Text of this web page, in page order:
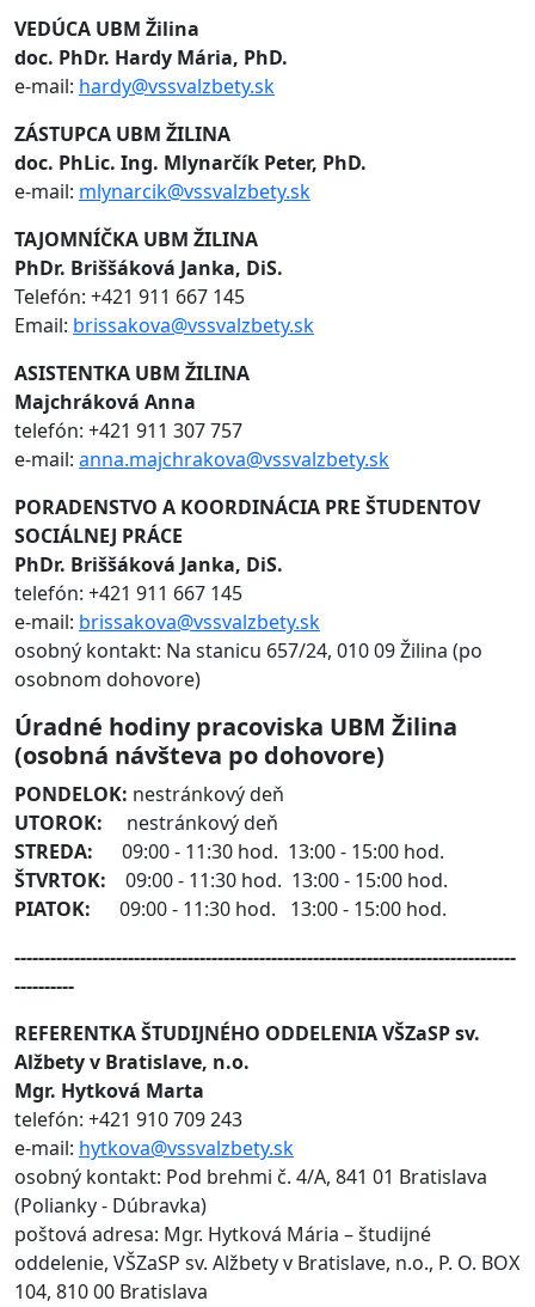
VEDÚCA UBM Žilina
doc. PhDr. Hardy Mária, PhD.
e-mail: hardy@vssvalzbety.sk
ZÁSTUPCA UBM ŽILINA
doc. PhLic. Ing. Mlynarčík Peter, PhD.
e-mail: mlynarcik@vssvalzbety.sk
TAJOMNÍČKA UBM ŽILINA
PhDr. Briššáková Janka, DiS.
Telefón: +421 911 667 145
Email: brissakova@vssvalzbety.sk
ASISTENTKA UBM ŽILINA
Majchráková Anna
telefón: +421 911 307 757
e-mail: anna.majchrakova@vssvalzbety.sk
PORADENSTVO A KOORDINÁCIA PRE ŠTUDENTOV
SOCIÁLNEJ PRÁCE
PhDr. Briššáková Janka, DiS.
telefón: +421 911 667 145
e-mail: brissakova@vssvalzbety.sk
osobný kontakt: Na stanicu 657/24, 010 09 Žilina (po
osobnom dohovore)
Úradné hodiny pracoviska UBM Žilina
(osobná návšteva po dohovore)
PONDELOK: nestránkový deň
UTOROK: nestránkový deň
STREDA:
09:00 - 11:30 hod. 13:00 - 15:00 hod.
ŠTVRTOK: 09:00 - 11:30 hod. 13:00 - 15:00 hod.
PIATOK: 09:00 - 11:30 hod. 13:00 - 15:00 hod.
------------------------------------------------------------------------------------
----------
REFERENTKA ŠTUDIJNÉHO ODDELENIA VŠZaSP sv.
Alžbety v Bratislave, n.o.
Mgr. Hytková Marta
telefón: +421 910 709 243
e-mail: hytkova@vssvalzbety.sk
osobný kontakt: Pod brehmi č. 4/A, 841 01 Bratislava
(Polianky - Dúbravka)
poštová adresa: Mgr. Hytková Mária – študijné
oddelenie, VŠZaSP sv. Alžbety v Bratislave, n.o., P. O. BOX
104, 810 00 Bratislava